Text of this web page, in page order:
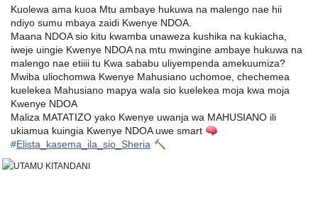
Kuolewa ama kuoa Mtu ambaye hukuwa na malengo nae hii
ndiyo sumu mbaya zaidi Kwenye NDOA.
Maana NDOA sio kitu kwamba unaweza kushika na kukiacha,
iweje uingie Kwenye NDOA na mtu mwingine ambaye hukuwa na
malengo nae etiiii tu Kwa sababu uliyempenda amekuumiza?
Mwiba uliochomwa Kwenye Mahusiano uchomoe, chechemea
kuelekea Mahusiano mapya wala sio kuelekea moja kwa moja
Kwenye NDOA
Maliza MATATIZO yako Kwenye uwanja wa MAHUSIANO ili
ukiamua kuingia Kwenye NDOA uwe smart 🧠
#Elista_kasema_ila_sio_Sheria 🔨